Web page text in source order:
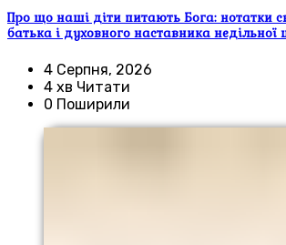
Про що наші діти питають Бога: нотатки
батька і духовного наставника недільної
4 Серпня, 2026
4 хв Читати
0 Поширили